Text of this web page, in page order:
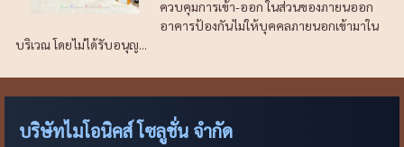
ควบคุมการเข้า-ออก ในส่วนของภายนออก
อาคารป้องกันไม่ให้บุคคลภายนอกเข้ามาใน
บริเวณ โดยไม่ได้รับอนุญ...
บริษัทไมโอนิคส์ โซลูชั่น จำกัด